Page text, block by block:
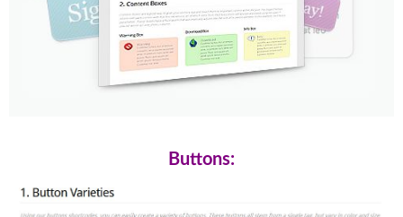
Buttons: